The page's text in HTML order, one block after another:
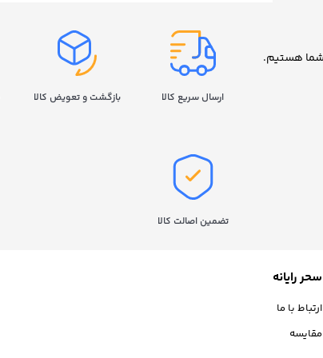
ارسال سریع کالا بازگشت و تعویض کالا
تضمین اصالت کالا
سحر رایانه
ارتباط با ما
مقایسه